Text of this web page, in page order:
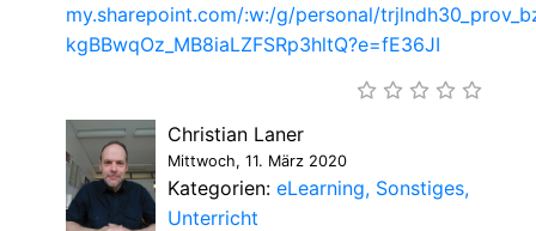
my.sharepoint.com/:w:/g/personal/
kgBBwqOz_MB8iaLZFSRp3hltQ?e=fE36JI
Christian Laner
Mittwoch, 11. März 2020
Kategorien: eLearning Sonstiges
Unterricht